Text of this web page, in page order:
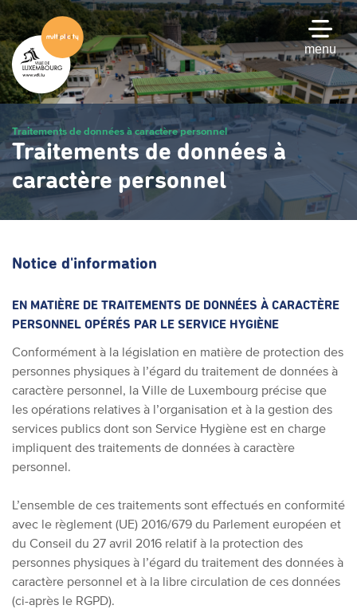
Passer
au
contenu
principal
menu
Traitements de données à caractère personnel
Traitements de données à
caractère personnel
Notice d'information
EN MATIÈRE DE TRAITEMENTS DE DONNÉES À CARACTÈRE
PERSONNEL OPÉRÉS PAR LE SERVICE HYGIÈNE
Conformément à la législation en matière de protection des
personnes physiques à l’égard du traitement de données à
caractère personnel, la Ville de Luxembourg précise que
les opérations relatives à l’organisation et à la gestion des
services publics dont son Service Hygiène est en charge
impliquent des traitements de données à caractère
personnel.
L’ensemble de ces traitements sont effectués en conformité
avec le règlement (UE) 2016/679 du Parlement européen et
du Conseil du 27 avril 2016 relatif à la protection des
personnes physiques à l’égard du traitement des données à
caractère personnel et à la libre circulation de ces données
(ci-après le RGPD).